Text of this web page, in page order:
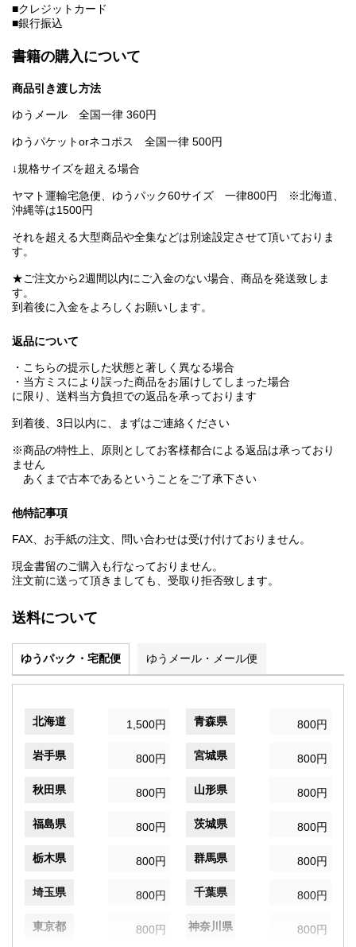
■クレジットカード
■銀行振込
書籍の購入について
商品引き渡し方法
ゆうメール 全国一律 360円
ゆうパケットorネコポス 全国一律 500円
↓規格サイズを超える場合
ヤマト運輸宅急便、ゆうパック60サイズ 一律800円 ※北海道、
沖縄等は1500円
それを超える大型商品や全集などは別途設定させて頂いておりま
す。
★ご注文から2週間以内にご入金のない場合、商品を発送致しま
す。
到着後に入金をよろしくお願いします。
返品について
・こちらの提示した状態と著しく異なる場合
・当方ミスにより誤った商品をお届けしてしまった場合
に限り、送料当方負担での返品を承っております
到着後、3日以内に、まずはご連絡ください
※商品の特性上、原則としてお客様都合による返品は承っており
ません
あくまで古本であるということをご了承下さい
他特記事項
FAX、お手紙の注文、問い合わせは受け付けておりません。
現金書留のご購入も行なっておりません。
注文前に送って頂きましても、受取り拒否致します。
送料について
ゆうパック・宅配便 ゆうメール・メール便
北海道 1,500円 青森県 800円
岩手県 800円 宮城県 800円
秋田県 800円 山形県 800円
福島県 800円 茨城県 800円
栃木県 800円 群馬県 800円
埼玉県 800円 千葉県 800円
東京都 800円 神奈川県 800円